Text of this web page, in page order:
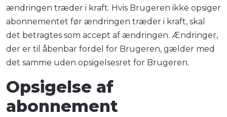
ændringen træder i kraft. Hvis Brugeren ikke opsiger
abonnementet før ændringen træder i kraft, skal
det betragtes som accept af ændringen. Ændringer,
der er til åbenbar fordel for Brugeren, gælder med
det samme uden opsigelsesret for Brugeren.
Opsigelse af
abonnement